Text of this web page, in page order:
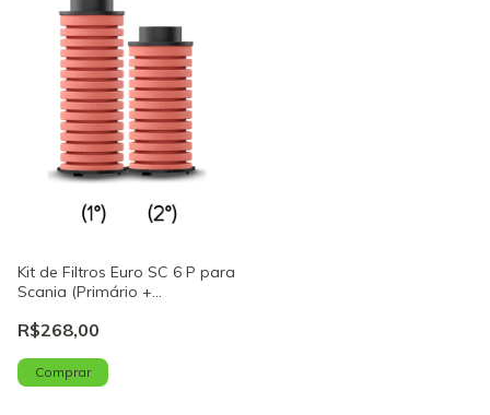
Kit de Filtros Euro SC 6 P para
Scania (Primário +
R$268,00